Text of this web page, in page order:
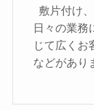
敷片付け
日々の業務
じて広くお
などがあり